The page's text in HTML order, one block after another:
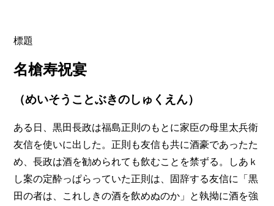
標題
名槍寿祝宴
（めいそうことぶきのしゅくえん）
ある日、黒田長政は福島正則のもとに家臣の母里太兵衛
友信を使いに出した。正則も友信も共に酒豪であったた
め、長政は酒を勧められても飲むことを禁ずる。しあｋ
し案の定酔っぱらっていた正則は、固辞する友信に「黒
田の者は、これしきの酒を飲めぬのか」と執拗に酒を強